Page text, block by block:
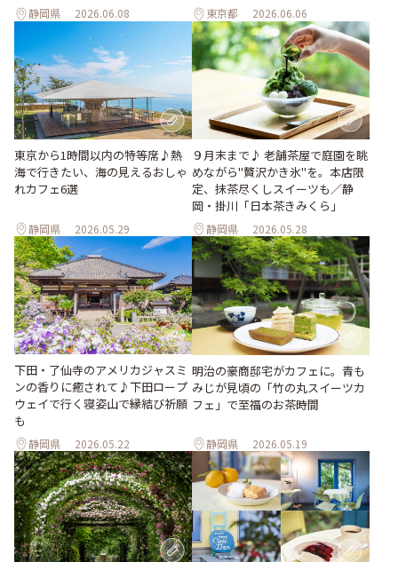
静岡県 2026.06.08 東京都 2026.06.06
東京から1時間以内の特等席♪熱
海で行きたい、海の見えるおしゃ
れカフェ6選
静岡県 2026.05.29
９月末まで♪ 老舗茶屋で庭園を眺
めながら"贅沢かき氷"を。本店限
定、抹茶尽くしスイーツも／静
岡・掛川「日本茶きみくら」
静岡県 2026.05.28
下田・了仙寺のアメリカジャスミ
ンの香りに癒されて♪下田ロープ
ウェイで行く寝姿山で縁結び祈願
も
静岡県 2026.05.22
明治の豪商邸宅がカフェに。青も
みじが見頃の「竹の丸スイーツカ
フェ」で至福のお茶時間
静岡県 2026.05.19